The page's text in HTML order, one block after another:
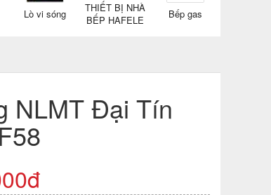
Lò vi sóng
THIẾT BỊ NHÀ
BẾP HAFELE
Bếp gas
NLMT Đại Tín